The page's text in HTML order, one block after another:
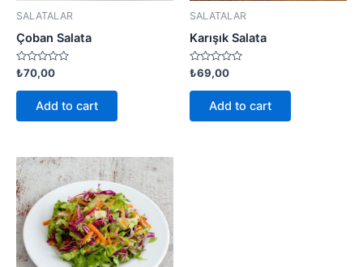
SALATALAR
Çoban Salata
Rated
0
out
₺70,00
Add to cart
SALATALAR
Karışık Salata
Rated
0
out
₺69,00
Add to cart